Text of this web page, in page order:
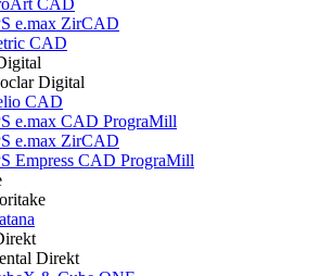
CAD
e.max ZirCAD
CAD
Digital
CAD
e.max CAD PrograMill
e.max ZirCAD
Empress CAD PrograMill
Direkt